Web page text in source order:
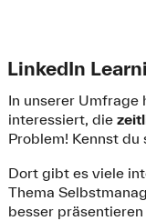
LinkedIn
In unserer Umfrage
interessiert, die
Problem! Kennst du
Dort gibt es viele
Thema
besser